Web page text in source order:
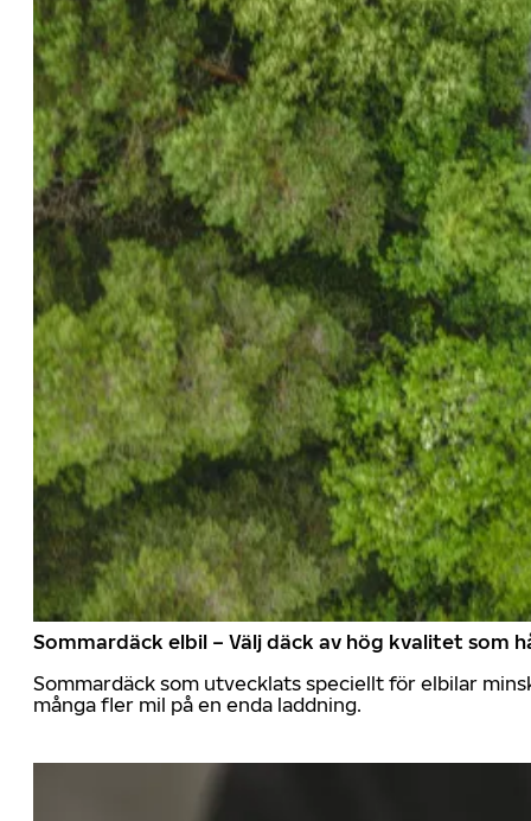
Sommardäck elbil – Välj däck av hög kvalitet som
Sommardäck som utvecklats speciellt för elbilar
många fler mil på en enda laddning.